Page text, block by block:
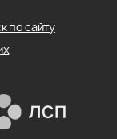
по сайту